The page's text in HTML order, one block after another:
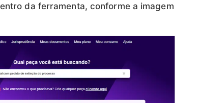
da ferramenta, conforme a imagem